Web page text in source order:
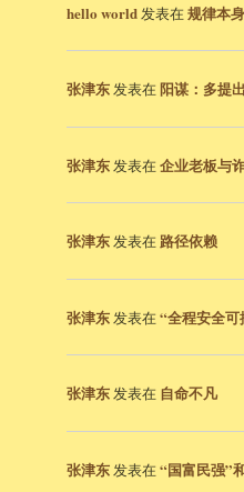
hello world发表在规律本
张津东发表在阳谋：多提
张津东发表在企业老板与
张津东发表在 路径依赖
张津东发表在“全程安全
张津东发表在 自命不凡
张津东发表在“国富民强”